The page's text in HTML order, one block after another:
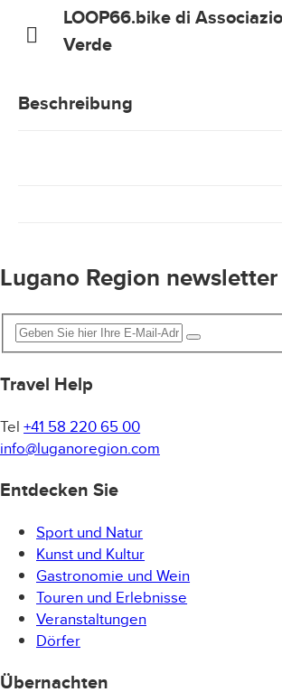
LOOP66.bike di
Verde
Beschreibung
Lugano Region newsletter
Travel Help
Tel+41 58 220 65 00
info@luganoregion.com
Entdecken Sie
Sport und Natur
Kunst und Kultur
Gastronomie und Wein
Touren und Erlebnisse
Veranstaltungen
Dörfer
Übernachten